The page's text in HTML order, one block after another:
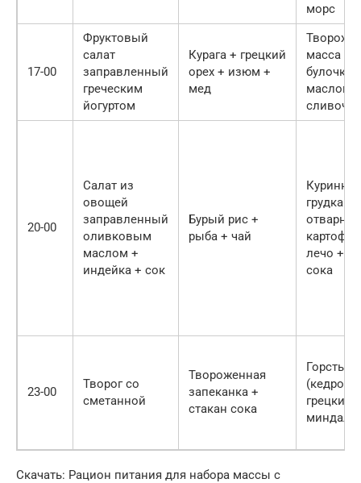
морс
17-00
Фруктовый
салат
заправленный
греческим
йогуртом
Курага + грецкий
орех + изюм +
мед
масса +
булочка с
маслом
20-00
Салат из
овощей
заправленный
оливковым
маслом +
индейка + сок
Бурый рис +
рыба + чай
Куринная
грудка с
лечо +
сока
23-00
Творог со
сметанной
Твороженная
запеканка +
стакан сока
Горсть
грецкие,
миндаль)
Скачать: Рацион питания для набора массы с